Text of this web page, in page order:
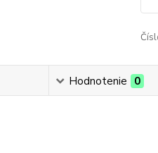
Hodnotenie 0